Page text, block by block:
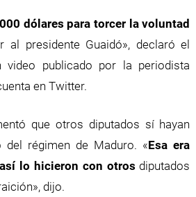
dólares para torcer la voluntad
presidente Guaidó», declaró el
video publicado por la periodista
en Twitter.
que otros diputados sí hayan
régimen de Maduro. «Esa era
lo hicieron con otros diputados
dijo.